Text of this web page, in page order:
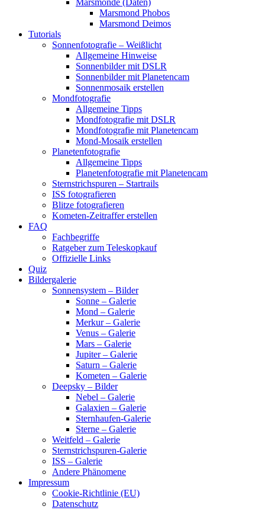
Marsmond Phobos
Marsmond Deimos
Tutorials
Sonnenfotografie – Weißlicht
Allgemeine Hinweise
Sonnenbilder mit DSLR
Sonnenbilder mit Planetencam
Sonnenmosaik erstellen
Mondfotografie
Allgemeine Tipps
Mondfotografie mit DSLR
Mondfotografie mit Planetencam
Mond-Mosaik erstellen
Planetenfotografie
Allgemeine Tipps
Planetenfotografie mit Planetencam
Sternstrichspuren – Startrails
ISS fotografieren
Blitze fotografieren
Kometen-Zeitraffer erstellen
FAQ
Fachbegriffe
Ratgeber zum Teleskopkauf
Offizielle Links
Quiz
Bildergalerie
Sonnensystem – Bilder
Sonne – Galerie
Mond – Galerie
Merkur – Galerie
Venus – Galerie
Mars – Galerie
Jupiter – Galerie
Saturn – Galerie
Kometen – Galerie
Deepsky – Bilder
Nebel – Galerie
Galaxien – Galerie
Sternhaufen-Galerie
Sterne – Galerie
Weitfeld – Galerie
Sternstrichspuren-Galerie
ISS – Galerie
Andere Phänomene
Impressum
Cookie-Richtlinie (EU)
Datenschutz